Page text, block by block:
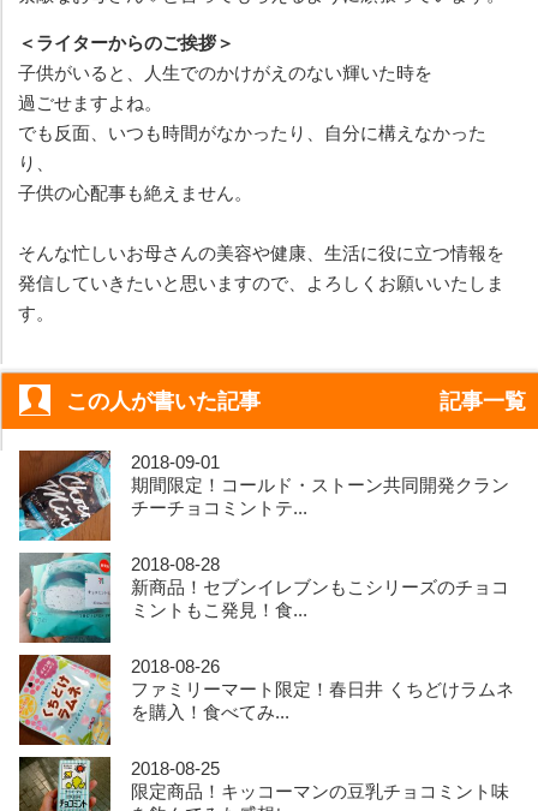
＜ライターからのご挨拶＞
子供がいると、人生でのかけがえのない輝いた時を
過ごせますよね。
でも反面、いつも時間がなかったり、自分に構えなかった
り、
子供の心配事も絶えません。
そんな忙しいお母さんの美容や健康、生活に役に立つ情報を
発信していきたいと思いますので、よろしくお願いいたしま
す。
この人が書いた記事 記事一覧
2018-09-01
期間限定！コールド・ストーン共同開発クラン
チーチョコミントテ...
2018-08-28
新商品！セブンイレブンもこシリーズのチョコ
ミントもこ発見！食...
2018-08-26
ファミリーマート限定！春日井 くちどけラムネ
を購入！食べてみ...
2018-08-25
限定商品！キッコーマンの豆乳チョコミント味